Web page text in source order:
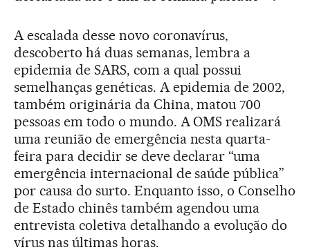
A escalada desse novo coronavírus,
descoberto há duas semanas, lembra a
epidemia de SARS, com a qual possui
semelhanças genéticas. A epidemia de 2002,
também originária da China, matou 700
pessoas em todo o mundo. A OMS realizará
uma reunião de emergência nesta quarta-
feira para decidir se deve declarar “uma
emergência internacional de saúde pública”
por causa do surto. Enquanto isso, o Conselho
de Estado chinês também agendou uma
entrevista coletiva detalhando a evolução do
vírus nas últimas horas.